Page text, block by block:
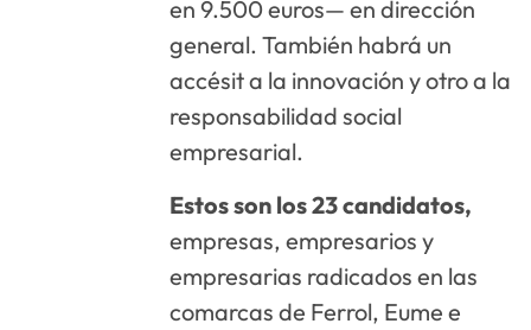
en 9.500 euros— en dirección
general. También habrá un
accésit a la innovación y otro a la
responsabilidad social
empresarial.
Estos son los 23 candidatos,
empresas, empresarios y
empresarias radicados en las
comarcas de Ferrol, Eume e